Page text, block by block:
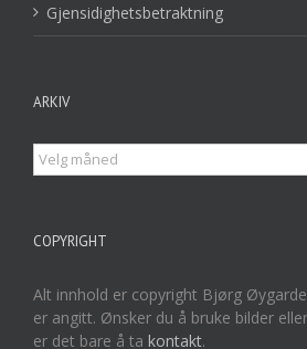
Gjensidighetsbetraktning
ARKIV
Arkiv
COPYRIGHT
Alt innhold er copyright Bjørg
er angitt. Ønsker du å bruke bilder
er det bare å ta kontakt.